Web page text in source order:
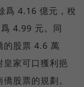
爲 4.16 億元，稅
4.99 元。同
的股票 4.6 萬
皇家可口獲利挹
股票的規劃。